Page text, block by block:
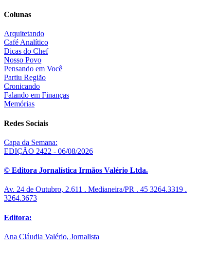
Colunas
Arquitetando
Café Analítico
Dicas do Chef
Nosso Povo
Pensando em Você
Partiu Região
Cronicando
Falando em Finanças
Memórias
Redes Sociais
Capa da Semana:
EDIÇÃO 2422 - 06/08/2026
© Editora Jornalística Irmãos Valério Ltda.
Av. 24 de Outubro, 2.611 . Medianeira/PR . 45 3264.3319 .
3264.3673
Editora:
Ana Cláudia Valério, Jornalista